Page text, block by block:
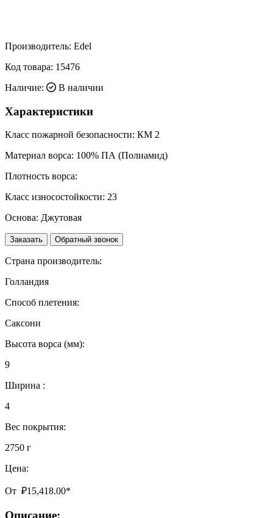
Производитель: Edel
Код товара: 15476
Наличие:
В наличии
Характеристики
Класс пожарной безопасности: КМ 2
Материал ворса: 100% ПА (Полиамид)
Плотность ворса:
Класс износостойкости: 23
Основа: Джутовая
Заказать Обратный звонок
Страна производитель:
Голландия
Способ плетения:
Саксони
Высота ворса (мм):
9
Ширина :
4
Вес покрытия:
2750 г
Цена:
От ₽15,418.00*
Описание: